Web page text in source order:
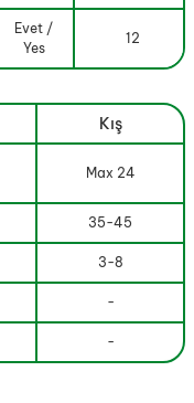
Evet /
Yes
12
Kış
Max 24
35-45
3-8
-
-